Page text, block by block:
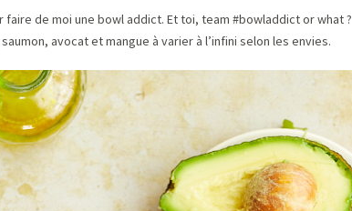
de moi une bowl addict. Et toi, team #bowladdict or what ?
avocat et mangue à varier à l’infini selon les envies.